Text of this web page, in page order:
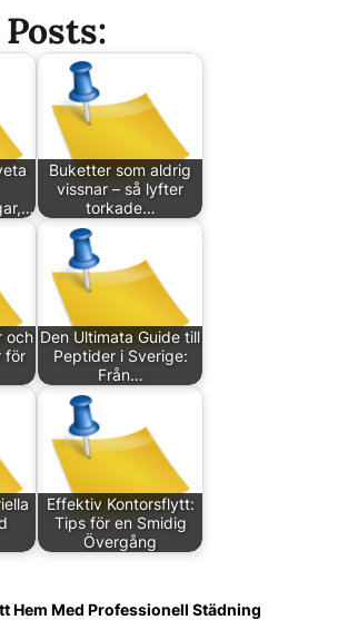
Buketter som aldrig
vissnar – så lyfter
torkade…
och
för
Den Ultimata Guide till
Peptider i Sverige:
Från…
Effektiv Kontorsflytt:
Tips för en Smidig
Övergång
Hem Med Professionell Städning